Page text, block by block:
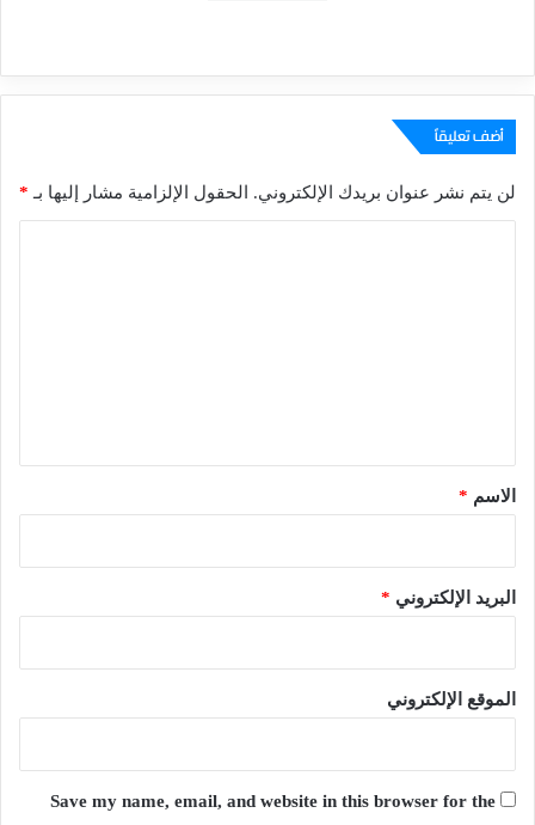
أضف تعليقاً
لن يتم نشر عنوان بريدك الإلكتروني. الحقول الإلزامية مشار إليها بـ *
*الاسم *
البريد الإلكتروني *
الموقع الإلكتروني
Save my name, email, and website in this browser for the